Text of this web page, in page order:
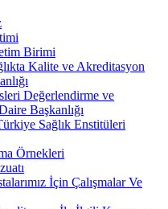
Birimi
Kalite ve Akreditasyon
Değerlendirme ve
Başkanlığı
Sağlık Enstitüleri
Örnekleri
İçin Çalışmalar Ve